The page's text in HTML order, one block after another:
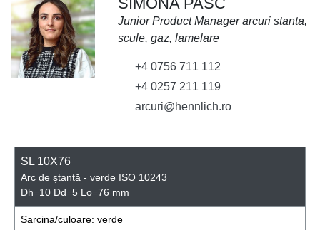
Junior Product Manager arcuri stanta,
scule, gaz, lamelare
+4 0756 711 112
+4 0257 211 119
arcuri@hennlich.ro
SL 10X76
Arc de ștanță - verde ISO 10243
Dh=10 Dd=5 Lo=76 mm
Sarcina/culoare: verde